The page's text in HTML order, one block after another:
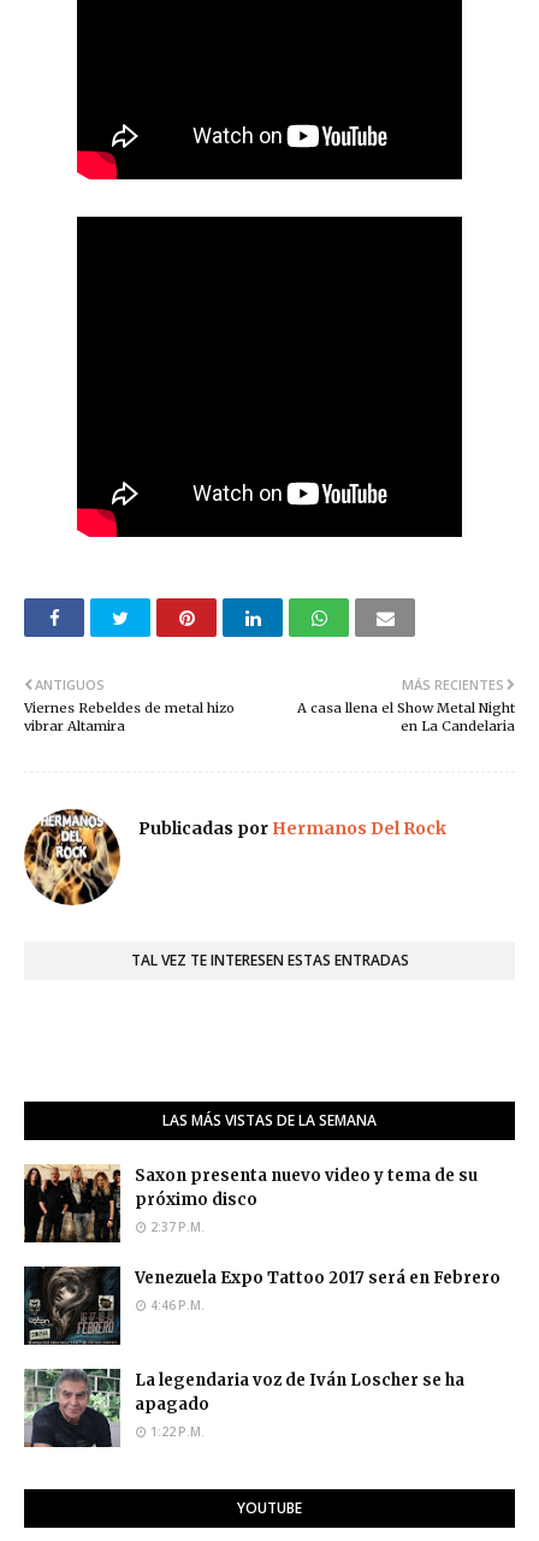
MÁS RECIENTES
A casa llena el Show Metal Night
en La Candelaria
ANTIGUOS
Viernes Rebeldes de metal hizo
vibrar Altamira
Publicadas por Hermanos Del Rock
TAL VEZ TE INTERESEN ESTAS ENTRADAS
LAS MÁS VISTAS DE LA SEMANA
Saxon presenta nuevo video y tema de su
próximo disco
2:37 P.M.
Venezuela Expo Tattoo 2017 será en Febrero
4:46 P.M.
La legendaria voz de Iván Loscher se ha
apagado
1:22 P.M.
YOUTUBE